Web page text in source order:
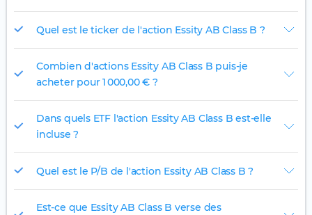
Quel est le ticker de l'action Essity AB Class B ?
Combien d'actions Essity AB Class B puis-je
acheter pour 1 000,00 € ?
Dans quels ETF l'action Essity AB Class B est-elle
incluse ?
Quel est le P/B de l'action Essity AB Class B ?
Est-ce que Essity AB Class B verse des